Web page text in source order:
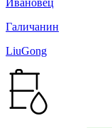
Ивановец
Галичанин
LiuGong